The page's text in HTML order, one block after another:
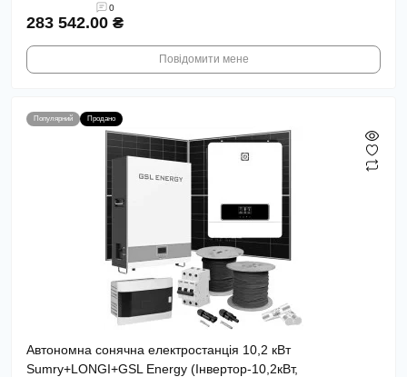
0
283 542.00 ₴
Повідомити мене
Популярний Продано
Автономна сонячна електростанція 10,2 кВт
Sumry+LONGI+GSL Energy (Інвертор-10,2кВт,